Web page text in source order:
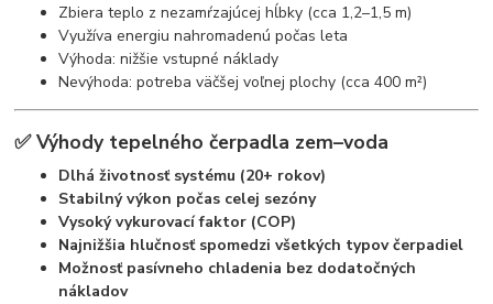
Zbiera teplo z nezamŕzajúcej hĺbky (cca 1,2–1,5 m)
Využíva energiu nahromadenú počas leta
Výhoda: nižšie vstupné náklady
Nevýhoda: potreba väčšej voľnej plochy (cca 400 m²)
✅ Výhody tepelného čerpadla zem–voda
Dlhá životnosť systému (20+ rokov)
Stabilný výkon počas celej sezóny
Vysoký vykurovací faktor (COP)
Najnižšia hlučnosť spomedzi všetkých typov čerpadiel
Možnosť pasívneho chladenia bez dodatočných
nákladov